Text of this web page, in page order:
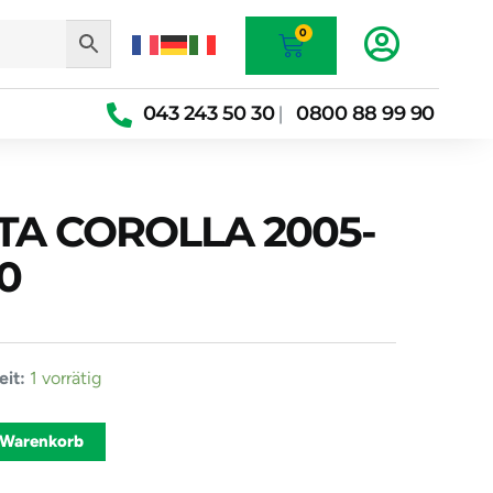
0
Warenkorb
043 243 50 30| 0800 88 99 90
COROLLA 2005-
1 vorrätig